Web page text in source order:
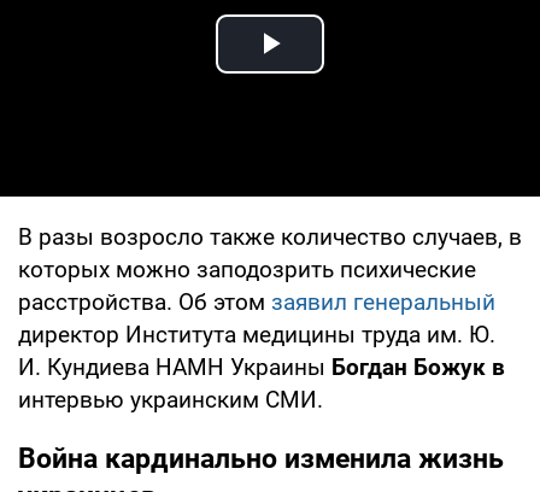
Play Video
В разы возросло также количество случаев, в
которых можно заподозрить психические
расстройства. Об этом заявил генеральный
директор Института медицины труда им. Ю.
И. Кундиева НАМН Украины Богдан Божук в
интервью украинским СМИ.
Война кардинально изменила жизнь